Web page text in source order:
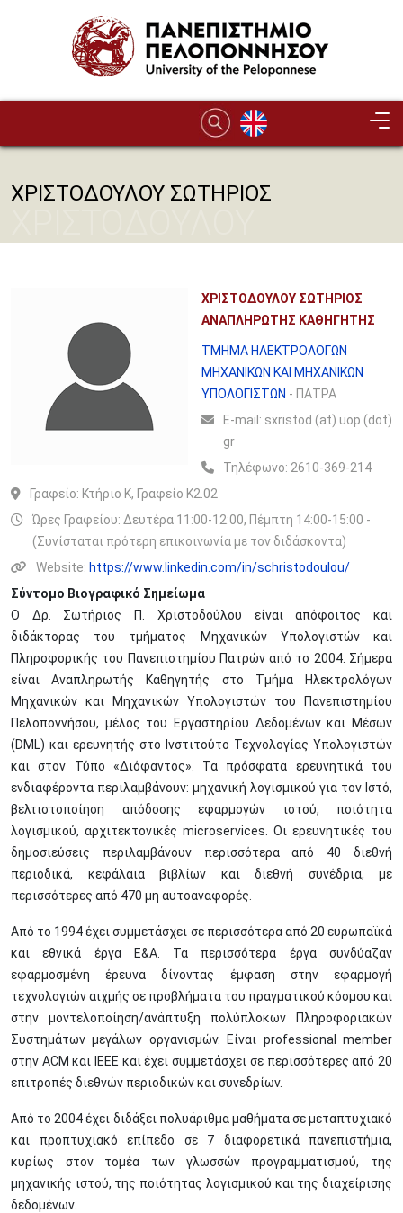
ΧΡΙΣΤΟΔΟΥΛΟΥ ΣΩΤΗΡΙΟΣ
ΧΡΙΣΤΟΔΟΥΛΟΥ ΣΩΤΗΡΙΟΣ
ΑΝΑΠΛΗΡΩΤΗΣ ΚΑΘΗΓΗΤΗΣ
ΤΜΗΜΑ ΗΛΕΚΤΡΟΛΟΓΩΝ
ΜΗΧΑΝΙΚΩΝ ΚΑΙ ΜΗΧΑΝΙΚΩΝ
ΥΠΟΛΟΓΙΣΤΩΝ - ΠΑΤΡΑ
Ε-mail: sxristod (at) uop (dot)
gr
Τηλέφωνο: 2610-369-214
Γραφείο: Κτήριο Κ, Γραφείο Κ2.02
Ώρες Γραφείου: Δευτέρα 11:00-12:00, Πέμπτη 14:00-15:00 -
(Συνίσταται πρότερη επικοινωνία με τον διδάσκοντα)
Website: https://www.linkedin.com/in/schristodoulou/
Σύντομο Βιογραφικό Σημείωμα
Ο Δρ. Σωτήριος Π. Χριστοδούλου είναι απόφοιτος και
διδάκτορας του τμήματος Μηχανικών Υπολογιστών και
Πληροφορικής του Πανεπιστημίου Πατρών από το 2004. Σήμερα
είναι Αναπληρωτής Καθηγητής στο Τμήμα Ηλεκτρολόγων
Μηχανικών και Μηχανικών Υπολογιστών του Πανεπιστημίου
Πελοποννήσου, μέλος του Εργαστηρίου Δεδομένων και Μέσων
(DML) και ερευνητής στο Ινστιτούτο Τεχνολογίας Υπολογιστών
και στον Τύπο «Διόφαντος». Τα πρόσφατα ερευνητικά του
ενδιαφέροντα περιλαμβάνουν: μηχανική λογισμικού για τον Ιστό,
βελτιστοποίηση απόδοσης εφαρμογών ιστού, ποιότητα
λογισμικού, αρχιτεκτονικές microservices. Οι ερευνητικές του
δημοσιεύσεις περιλαμβάνουν περισσότερα από 40 διεθνή
περιοδικά, κεφάλαια βιβλίων και διεθνή συνέδρια, με
περισσότερες από 470 μη αυτοαναφορές.
Από το 1994 έχει συμμετάσχει σε περισσότερα από 20 ευρωπαϊκά
και εθνικά έργα Ε&Α. Τα περισσότερα έργα συνδύαζαν
εφαρμοσμένη έρευνα δίνοντας έμφαση στην εφαρμογή
τεχνολογιών αιχμής σε προβλήματα του πραγματικού κόσμου και
στην μοντελοποίηση/ανάπτυξη πολύπλοκων Πληροφοριακών
Συστημάτων μεγάλων οργανισμών. Είναι professional member
στην ACM και IEEE και έχει συμμετάσχει σε περισσότερες από 20
επιτροπές διεθνών περιοδικών και συνεδρίων.
Από το 2004 έχει διδάξει πολυάριθμα μαθήματα σε μεταπτυχιακό
και προπτυχιακό επίπεδο σε 7 διαφορετικά πανεπιστήμια,
κυρίως στον τομέα των γλωσσών προγραμματισμού, της
μηχανικής ιστού, της ποιότητας λογισμικού και της διαχείρισης
δεδομένων.